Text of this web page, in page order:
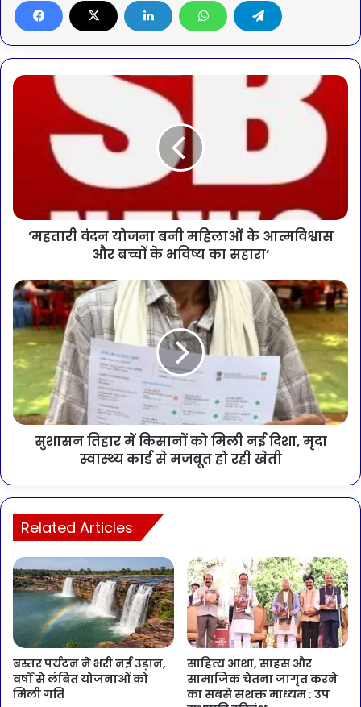
’महतारी वंदन योजना बनी महिलाओं के आत्मविश्वास
और बच्चों के भविष्य का सहारा’
सुशासन तिहार में किसानों को मिली नई दिशा, मृदा
स्वास्थ्य कार्ड से मजबूत हो रही खेती
Related Articles
बस्तर पर्यटन ने भरी नई उड़ान,
वर्षों से लंबित योजनाओं को
मिली गति
साहित्य आशा, साहस और
सामाजिक चेतना जागृत करने
का सबसे सशक्त माध्यम : उप